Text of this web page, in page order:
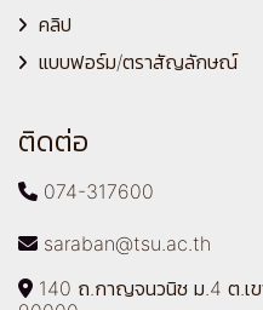
คลิป
แบบฟอร์ม/ตราสัญลักษณ์
ติดต่อ
074-317600
saraban@tsu.ac.th
140 ถ.กาญจนวนิช ม.4 ต.เข